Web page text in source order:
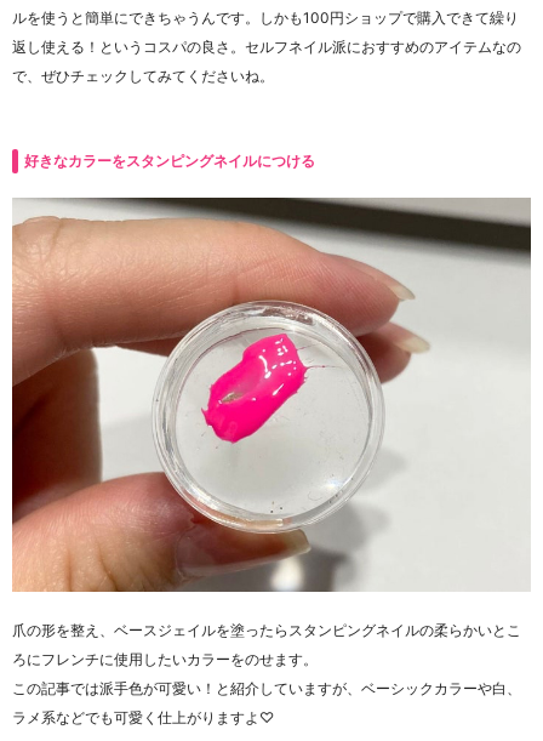
ルを使うと簡単にできちゃうんです。しかも100円ショップで購入できて繰り
返し使える！というコスパの良さ。セルフネイル派におすすめのアイテムなの
で、ぜひチェックしてみてくださいね。
好きなカラーをスタンピングネイルにつける
爪の形を整え、ベースジェイルを塗ったらスタンピングネイルの柔らかいとこ
ろにフレンチに使用したいカラーをのせます。
この記事では派手色が可愛い！と紹介していますが、ベーシックカラーや白、
ラメ系などでも可愛く仕上がりますよ♡